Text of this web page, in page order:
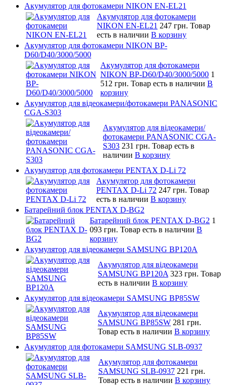
Акумулятор для фотокамери NIKON EN-EL21
Акумулятор для фотокамери
NIKON EN-EL21 247 грн. Товар
есть в наличии В корзину
Акумулятор для фотокамери NIKON BP-
D60/D40/3000/5000
Акумулятор для фотокамери
NIKON BP-D60/D40/3000/5000 1
512 грн. Товар есть в наличии В
корзину
Акумулятор для відеокамери/фотокамери PANASONIC
CGA-S303
Акумулятор для відеокамери/
фотокамери PANASONIC CGA-
S303 231 грн. Товар есть в
наличии В корзину
Акумулятор для фотокамери PENTAX D-Li 72
Акумулятор для фотокамери
PENTAX D-Li 72 247 грн. Товар
есть в наличии В корзину
Батарейний блок PENTAX D-BG2
Батарейний блок PENTAX D-BG2 1
093 грн. Товар есть в наличии В
корзину
Акумулятор для відеокамери SAMSUNG BP120A
Акумулятор для відеокамери
SAMSUNG BP120A 323 грн. Товар
есть в наличии В корзину
Акумулятор для відеокамери SAMSUNG BP85SW
Акумулятор для відеокамери
SAMSUNG BP85SW 281 грн.
Товар есть в наличии В корзину
Акумулятор для фотокамери SAMSUNG SLB-0937
Акумулятор для фотокамери
SAMSUNG SLB-0937 221 грн.
Товар есть в наличии В корзину